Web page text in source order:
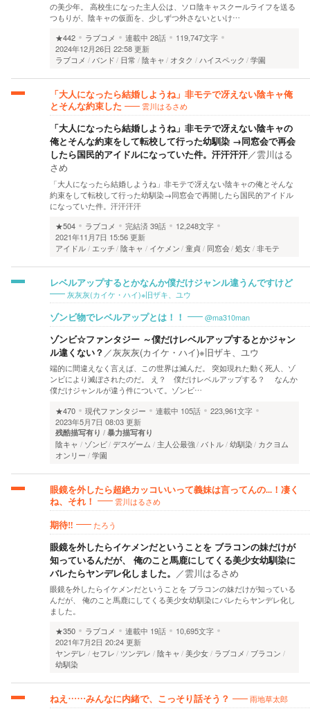
の美少年。 高校生になった主人公は、ソロ陰キャスクールライフを送る
つもりが、陰キャの仮面を、少しずつ外さないといけ…
★442
ラブコメ 連載中 28話
119,747文字
2024年12月26日 22:58 更新
ラブコメ
バンド 日常 陰キャ オタク ハイスペック 学園
「大人になったら結婚しようね」非モテで冴えない陰キャ俺
とそんな約束した
雲川はるさめ
「大人になったら結婚しようね」非モテで冴えない陰キャの
俺とそんな約束をして転校して行った幼馴染 →同窓会で再会
したら国民的アイドルになっていた件。汗汗汗汗／雲川はる
さめ
「大人になったら結婚しようね」非モテで冴えない陰キャの俺とそんな
約束をして転校して行った幼馴染→同窓会で再開したら国民的アイドル
になっていた件。汗汗汗汗
★504
ラブコメ 完結済39話
12,248文字
2021年11月7日 15:56 更新
アイドル
エッチ 陰キャ イケメン 童貞 同窓会 処女 非モテ
レベルアップするとかなんか僕だけジャンル違うんですけど
灰灰灰(カイケ・ハイ)※旧ザキ、ユウ
ゾンビ物でレベルアップとは！！ @ma310man
ゾンビ☆ファンタジー ～僕だけレベルアップするとかジャン
ル違くない？ ／灰灰灰(カイケ・ハイ)※旧ザキ、ユウ
端的に間違えなく言えば、この世界は滅んだ。 突如現れた動く死人、ゾ
ンビにより滅ぼされたのだ。 え？ 僕だけレベルアップする？ なんか
僕だけジャンルが違う件について。ゾンビ…
★470
現代ファンタジー 連載中 105話
223,961文字
2023年5月7日 08:03 更新
残酷描写有り 暴力描写有り
陰キャ ゾンビ デスゲーム 主人公最強 バトル 幼馴染
カクヨム
オンリー
学園
眼鏡を外したら超絶カッコいいって義妹は言ってんの...！凄く
ね、それ！
雲川はるさめ
期待‼️ たろう
眼鏡を外したらイケメンだということを ブラコンの妹だけが
知っているんだが、 俺のこと馬鹿にしてくる美少女幼馴染に
バレたらヤンデレ化しました。 ／雲川はるさめ
眼鏡を外したらイケメンだということを ブラコンの妹だけが知っている
んだが、 俺のこと馬鹿にしてくる美少女幼馴染にバレたらヤンデレ化し
ました。
★350
ラブコメ 連載中 19話
10,695文字
2021年7月2日 20:24 更新
ヤンデレ
セフレ ツンデレ 陰キャ 美少女 ラブコメ
ブラコン
幼馴染
ねえ……みんなに内緒で、こっそり話そう？ 雨地草太郎